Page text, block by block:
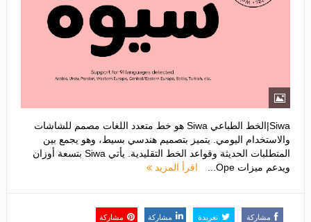
Siwa|الخط الطباعي Siwa هو خط متعدد اللغات مصمم للشاشات
والاستخدام اليومي. يتميز بتصميم هندسي بسيط، وهو يجمع بين
المتطلبات الحديثة وقواعد الخط التقليدية. يأتي Siwa بتسعة أوزان
ويدعم ميزات Ope...
اقرأ المزيد
مشاركة تغريدة مشاركة مشاركة